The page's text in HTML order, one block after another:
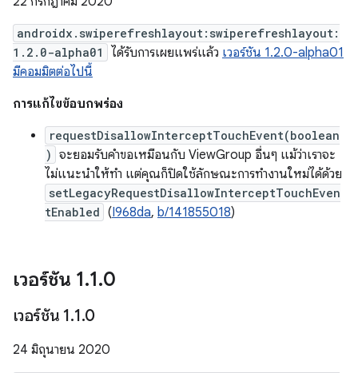
androidx.swiperefreshlayout:swiperefreshlayout:
1.2.0-alpha01
ได้รับการเผยแพร่แล้ว เวอร์ชัน 1.2.0-alpha01
มีคอมมิตต่อไปนี้
การแก้ไขข้อบกพร่อง
requestDisallowInterceptTouchEvent(boolean
) จะยอมรับคำขอเหมือนกับ ViewGroup อื่นๆ แม้ว่าเราจะ
ไม่แนะนำให้ทำ แต่คุณก็ปิดใช้ลักษณะการทำงานใหม่ได้ด้วย
setLegacyRequestDisallowInterceptTouchEven
tEnabled (I968da, b/141855018)
เวอร์ชัน 1.1.0
เวอร์ชัน 1.1.0
24 มิถุนายน 2020